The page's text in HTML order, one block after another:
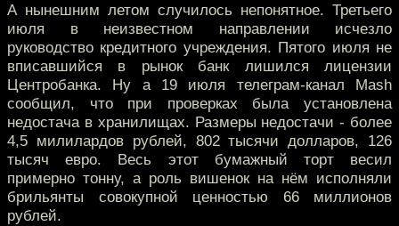
А нынешним летом случилось непонятное. Третьего
июля в неизвестном направлении исчезло
руководство кредитного учреждения. Пятого июля не
вписавшийся в рынок банк лишился лицензии
Центробанка. Ну а 19 июля телеграм-канал Mash
сообщил, что при проверках была установлена
недостача в хранилищах. Размеры недостачи - более
4,5 милилардов рублей, 802 тысячи долларов, 126
тысяч евро. Весь этот бумажный торт весил
примерно тонну, а роль вишенок на нём исполняли
брильянты совокупной ценностью 66 миллионов
рублей.